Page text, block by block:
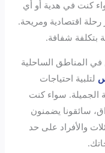
كنت في هدية أو أي
رحلة اقتصادية ومريحة.
بتكلفة شفافة.
المناطق الساحلية
لتلبية احتياجات
الجميلة. سواء كنت
سائقونا يضمنون
والأفراد على حد